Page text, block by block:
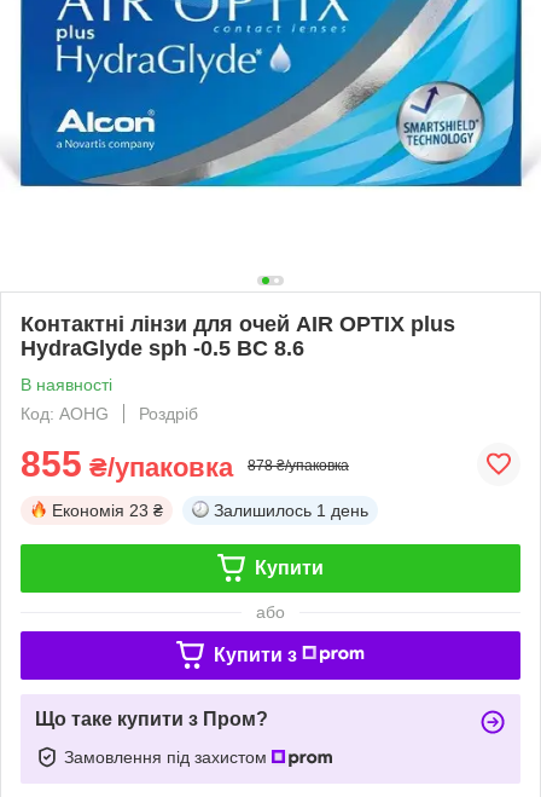
Контактні лінзи для очей AIR OPTIX plus
HydraGlyde sph -0.5 BC 8.6
В наявності
Код: AOHG
Роздріб
855 ₴/упаковка 878 ₴/упаковка
Економія 23 ₴ Залишилось 1 день
Купити
або
Купити з
Що таке купити з Пром?
Замовлення під захистом